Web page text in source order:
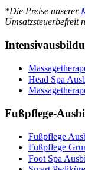
*Die Preise unserer
Umsatzsteuerbefreit
Head Spa
Fußpflege-
Fußpflege
Fußpflege
Foot Spa